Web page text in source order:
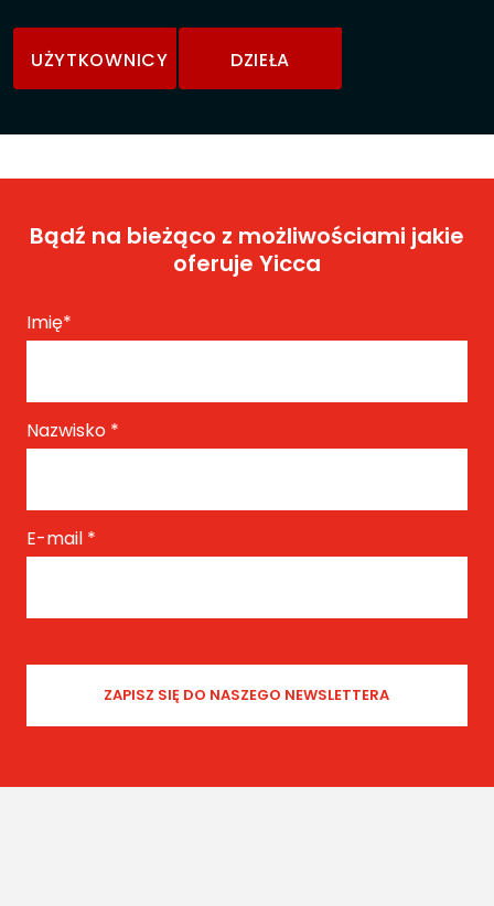
UŻYTKOWNICY DZIEŁA
Bądź na bieżąco z możliwościami jakie
oferuje Yicca
Imię*
Nazwisko *
E-mail *